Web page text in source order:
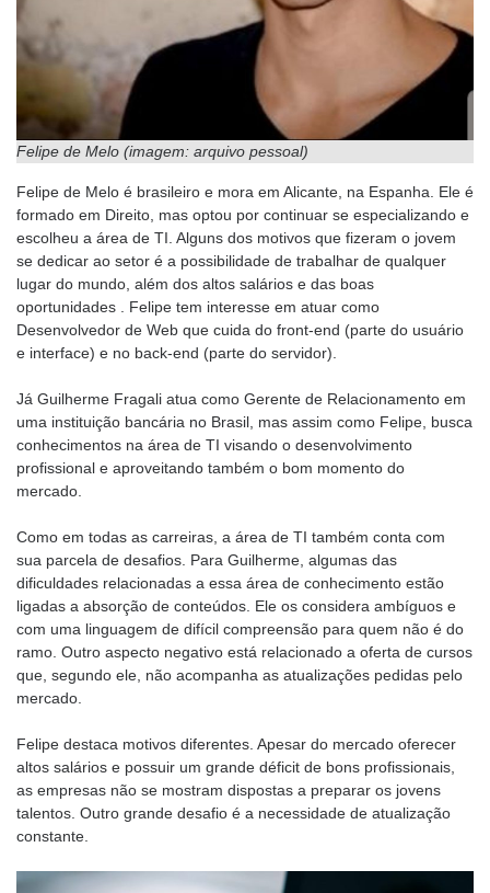
Felipe de Melo (imagem: arquivo pessoal)
Felipe de Melo é brasileiro e mora em Alicante, na Espanha. Ele é
formado em Direito, mas optou por continuar se especializando e
escolheu a área de TI. Alguns dos motivos que fizeram o jovem
se dedicar ao setor é a possibilidade de trabalhar de qualquer
lugar do mundo, além dos altos salários e das boas
oportunidades . Felipe tem interesse em atuar como
Desenvolvedor de Web que cuida do front-end (parte do usuário
e interface) e no back-end (parte do servidor).
Já Guilherme Fragali atua como Gerente de Relacionamento em
uma instituição bancária no Brasil, mas assim como Felipe, busca
conhecimentos na área de TI visando o desenvolvimento
profissional e aproveitando também o bom momento do
mercado.
Como em todas as carreiras, a área de TI também conta com
sua parcela de desafios. Para Guilherme, algumas das
dificuldades relacionadas a essa área de conhecimento estão
ligadas a absorção de conteúdos. Ele os considera ambíguos e
com uma linguagem de difícil compreensão para quem não é do
ramo. Outro aspecto negativo está relacionado a oferta de cursos
que, segundo ele, não acompanha as atualizações pedidas pelo
mercado.
Felipe destaca motivos diferentes. Apesar do mercado oferecer
altos salários e possuir um grande déficit de bons profissionais,
as empresas não se mostram dispostas a preparar os jovens
talentos. Outro grande desafio é a necessidade de atualização
constante.